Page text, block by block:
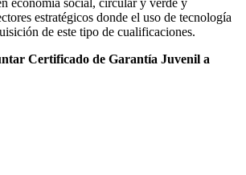
economía social, circular y verde y
estratégicos donde el uso de tecnología
de este tipo de cualificaciones.
Certificado de Garantía Juvenil a